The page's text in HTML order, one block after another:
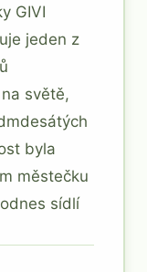
GIVI
jeden z
světě,
byla
městečku
sídlí